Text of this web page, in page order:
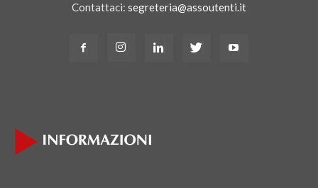
Contattaci: segreteria@assoutenti.it